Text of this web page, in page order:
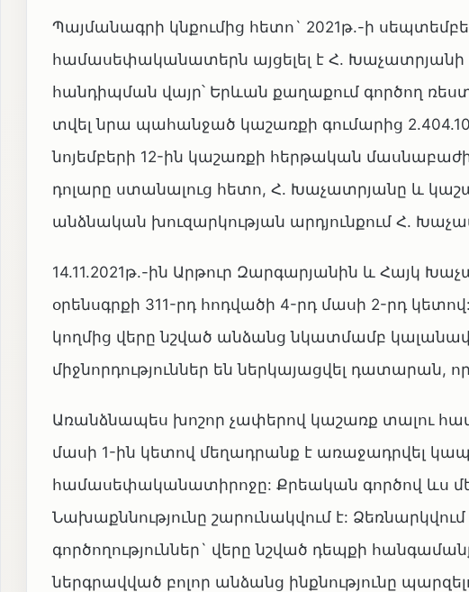
Պայմանագրի կնքումից հետո` 2021թ.-ի
համասեփականատերն այցելել է Հ.
հանդիպման վայր՝ Երևան քաղաքում գործող
տվել նրա պահանջած կաշառքի գումարից
նոյեմբերի 12-ին կաշառքի հերթական
դոլարը ստանալուց հետո, Հ. Խաչատրյանը և
անձնական խուզարկության արդյունքում Հ.
14.11.2021թ.-ին Արթուր Զարգարյանին և Հայկ
օրենսգրքի 311-րդ հոդվածի 4-րդ մասի 2-րդ
կողմից վերը նշված անձանց նկատմամբ
միջնորդություններ են ներկայացվել դատարան,
Առանձնապես խոշոր չափերով կաշառք տալու
մասի 1-ին կետով մեղադրանք է առաջադրվել
համասեփականատիրոջը: Քրեական գործով ևս
Նախաքննությունը շարունակվում է:
գործողություններ` վերը նշված դեպքի
ներգրավված բոլոր անձանց ինքնությունը